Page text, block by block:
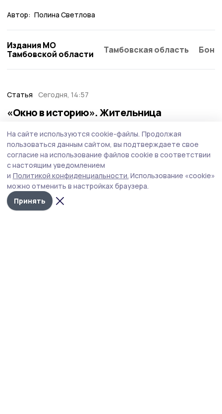
Автор: Полина Светлова
Издания МО
Тамбовской области
Тамбовская область
Статья Сегодня, 14:57
«Окно в историю». Жительница
стиле гжель
Новый выпуск редакционного проекта «Окно в
историю» посвящён мастерице из наукограда Таисии
Белоусовой, которая своими руками создала
сказочную атмосферу возле дома.